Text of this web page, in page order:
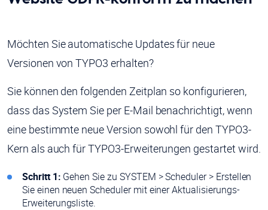
Möchten Sie automatische Updates für neue
Versionen von TYPO3 erhalten?
Sie können den folgenden Zeitplan so konfigurieren,
dass das System Sie per E-Mail benachrichtigt, wenn
eine bestimmte neue Version sowohl für den TYPO3-
Kern als auch für TYPO3-Erweiterungen gestartet wird.
Schritt 1: Gehen Sie zu SYSTEM > Scheduler > Erstellen
Sie einen neuen Scheduler mit einer Aktualisierungs-
Erweiterungsliste.